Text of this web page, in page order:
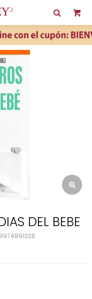
DEL BEBE